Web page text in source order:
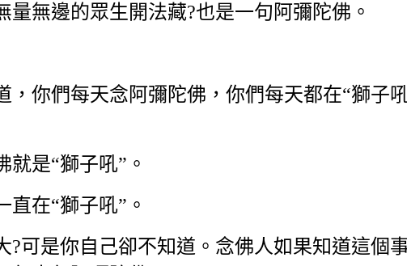
無邊的眾生開法藏?也是一句阿彌陀佛。
們每天念阿彌陀佛，你們每天都在“獅子
是“獅子吼”。
在“獅子吼”。
是你自己卻不知道。念佛人如果知道這個